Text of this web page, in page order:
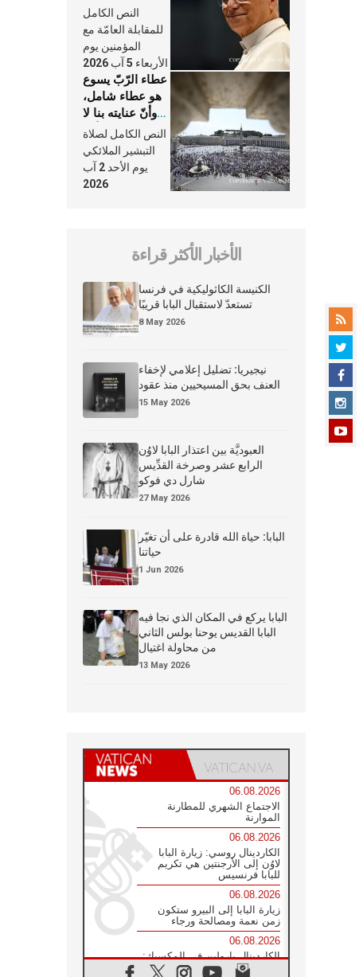
وكلّ يوم، هما
النَّفَس في حياة
الكنيسة
النص الكامل
للمقابلة العامّة مع
المؤمنين يوم
الأربعاء 5 آب 2026
عطاء الرّبّ يسوع
هو عطاء شامل،
وأنّ عنايته بنا لا
تغيب عنّا أبدًا
النص الكامل لصلاة
التبشير الملائكي
يوم الأحد 2 آب
2026
الأخبار الأكثر قراءة
الكنيسة الكاثوليكية في فرنسا
تستعدّ لاستقبال البابا قريبًا
8 May 2026
نيجيريا: تضليل إعلامي لإخفاء
العنف بحق المسيحيين منذ عقود
15 May 2026
العبوديَّة بين اعتذار البابا لاوُن
الرابع عشر وصرخة القدِّيس
شارل دي فوكو
27 May 2026
البابا: حياة الله قادرة على أن تغيّر
حياتنا
1 Jun 2026
البابا يركع في المكان الذي نجا فيه
البابا القديس يوحنا بولس الثاني
من محاولة اغتيال
13 May 2026
06.08.2026
الاجتماع الشهري للمطارنة
الموارنة
06.08.2026
الكاردينال روسي: زيارة البابا
لاوُن إلى الأرجنتين هي تكريم
للبابا فرنسيس
06.08.2026
زيارة البابا إلى البيرو ستكون
زمن نعمة ومصالحة ورجاء
06.08.2026
الكاردينال بارولين في المكسيك:
علينا أن نكون حاضرين إلى جانب